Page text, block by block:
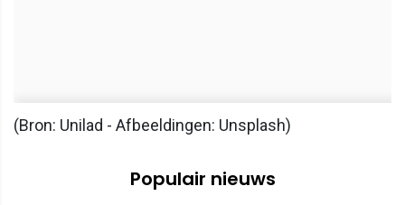
(Bron: Unilad - Afbeeldingen: Unsplash)
Populair nieuws